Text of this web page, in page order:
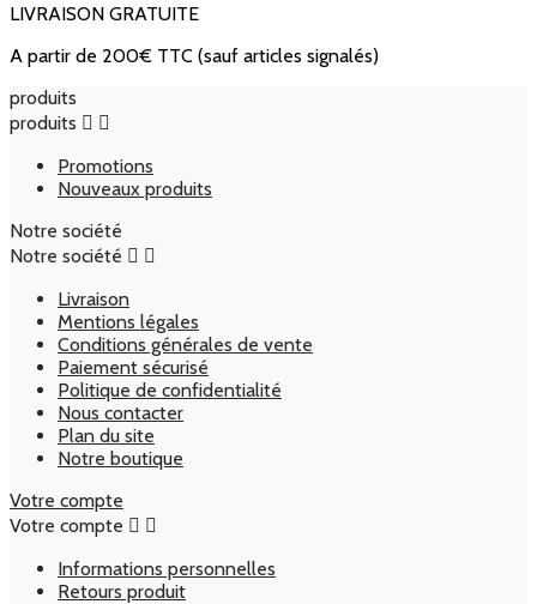
LIVRAISON GRATUITE
A partir de 200€ TTC (sauf articles signalés)
produits
produits  
Promotions
Nouveaux produits
Notre société
Notre société  
Livraison
Mentions légales
Conditions générales de vente
Paiement sécurisé
Politique de confidentialité
Nous contacter
Plan du site
Notre boutique
Votre compte
Votre compte  
Informations personnelles
Retours produit